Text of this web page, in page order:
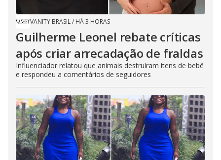
VANITY BRASIL/ HÁ 3 HORAS
Guilherme Leonel rebate críticas
após criar arrecadação de fraldas
Influenciador relatou que animais destruíram itens de bebê
e respondeu a comentários de seguidores